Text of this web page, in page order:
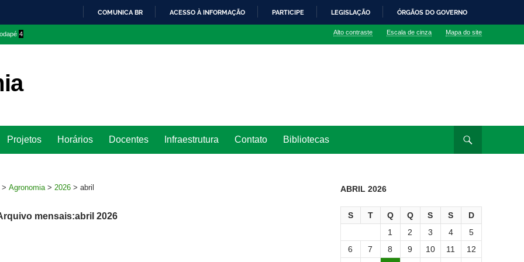
O
COMUNICA BR ACESSO À INFORMAÇÃO PARTICIPE LEGISLAÇÃO ÓRGÃOS DO GOVERNO
4 Alto contraste Escala de cinza Mapa do site
para
Projetos Horários Docentes Infraestrutura Contato Bibliotecas
> Agronomia > 2026 > abril
mensais:abril 2026
ABRIL 2026
S T Q Q S S
D
1
2 3 4
5
6
7 8 9 10 11
12